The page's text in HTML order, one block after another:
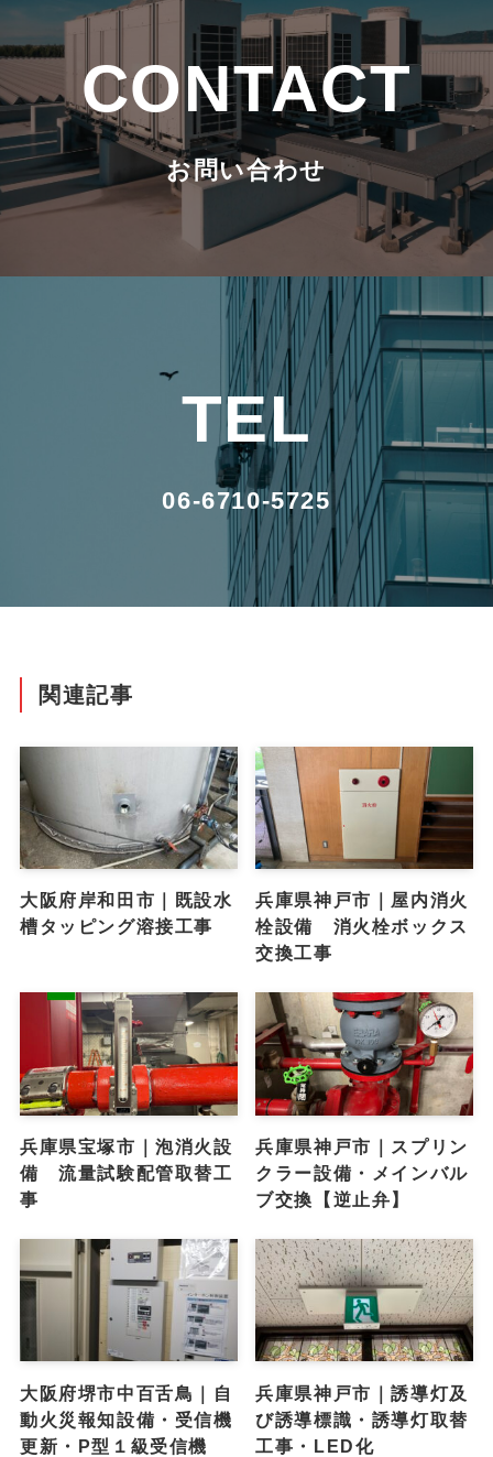
CONTACT
お問い合わせ
TEL
06-6710-5725
関連記事
大阪府岸和田市｜既設水
槽タッピング溶接工事
兵庫県神戸市｜屋内消火
栓設備 消火栓ボックス
交換工事
兵庫県宝塚市｜泡消火設
備 流量試験配管取替工
事
兵庫県神戸市｜スプリン
クラー設備・メインバル
ブ交換【逆止弁】
大阪府堺市中百舌鳥｜自
動火災報知設備・受信機
更新・P型１級受信機
兵庫県神戸市｜誘導灯及
び誘導標識・誘導灯取替
工事・LED化